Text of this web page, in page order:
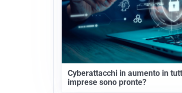
Cyberattacchi in aumento in
imprese sono pronte?